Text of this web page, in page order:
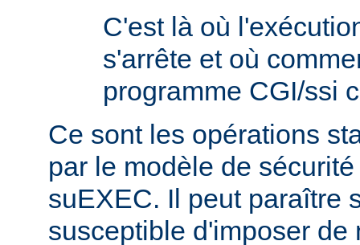
C'est là où
s'arrête et où
programme CGI/ssi
Ce sont les opérations
par le modèle de
suEXEC. Il peut paraître
susceptible d'imposer